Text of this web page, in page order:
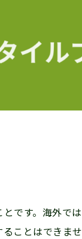
です。海外で
ことはできま